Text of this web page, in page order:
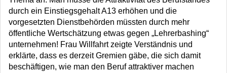
durch ein Einstiegsgehalt A13 erhöhen und die
vorgesetzten Dienstbehörden müssten durch mehr
öffentliche Wertschätzung etwas gegen „Lehrerbashing“
unternehmen! Frau Willfahrt zeigte Verständnis und
erklärte, dass es derzeit Gremien gäbe, die sich damit
beschäftigen, wie man den Beruf attraktiver machen